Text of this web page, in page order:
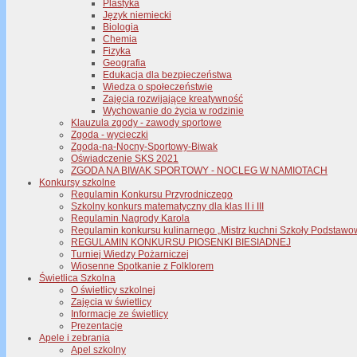
Plastyka
Język niemiecki
Biologia
Chemia
Fizyka
Geografia
Edukacja dla bezpieczeństwa
Wiedza o społeczeństwie
Zajęcia rozwijające kreatywność
Wychowanie do życia w rodzinie
Klauzula zgody - zawody sportowe
Zgoda - wycieczki
Zgoda-na-Nocny-Sportowy-Biwak
Oświadczenie SKS 2021
ZGODA NA BIWAK SPORTOWY - NOCLEG W NAMIOTACH
Konkursy szkolne
Regulamin Konkursu Przyrodniczego
Szkolny konkurs matematyczny dla klas II i III
Regulamin Nagrody Karola
Regulamin konkursu kulinarnego „Mistrz kuchni Szkoły
REGULAMIN KONKURSU PIOSENKI BIESIADNEJ
Turniej Wiedzy Pożarniczej
Wiosenne Spotkanie z Folklorem
Świetlica Szkolna
O świetlicy szkolnej
Zajęcia w świetlicy
Informacje ze świetlicy
Prezentacje
Apele i zebrania
Apel szkolny